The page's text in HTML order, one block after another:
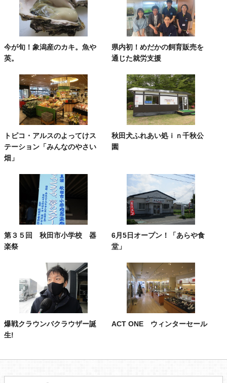
今が旬！象潟産のカキ。魚や
英。
県内初！めだかの飼育販売を
通じた就労支援
トピコ・アルスのよってけス
テーション「みんなのやさい
畑」
秋田犬ふれあい処ｉｎ千秋公
園
第３５回 秋田市小学校 器
楽祭
6月5日オープン！「あらや食
堂」
爆戦クラウンバクラウザー誕
生!
ACT ONE ウィンターセール